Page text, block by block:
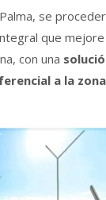
se
que mejore
con una
a la